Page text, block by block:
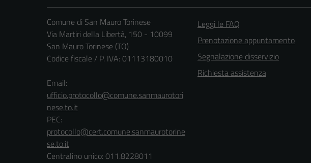
Comune di San Mauro Torinese
Via Martiri della Libertà, 150 - 10099
San Mauro Torinese (TO)
Codice fiscale / P. IVA: 01113180010
Email:
ufficio.protocollo@comune.sanmaurotori
nese.to.it
PEC:
protocollo@cert.comune.sanmaurotorine
se.to.it
Centralino unico: 011.8228011
Leggi le FAQ
Prenotazione appuntamento
Segnalazione disservizio
Richiesta assistenza